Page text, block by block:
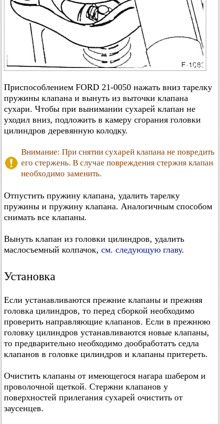
Приспособлением FORD 21-0050 нажать вниз тарелку
пружины клапана и вынуть из выточки клапана
сухари. Чтобы при вынимании сухарей клапан не
уходил вниз, подложить в камеру сгорания головки
цилиндров деревянную колодку.
Внимание: При снятии сухарей клапана не повредить
его стержень. В случае повреждения стержня клапан
необходимо заменить.
Отпустить пружину клапана, удалить тарелку
пружины и пружину клапана. Аналогичным способом
снимать все клапаны.
Вынуть клапан из головки цилиндров, удалить
маслосъемный колпачок, см. следующую главу.
Установка
Если устанавливаются прежние клапаны и прежняя
головка цилиндров, то перед сборкой необходимо
проверить направляющие клапанов. Если в прежнюю
головку цилиндров устанавливаются новые клапаны,
то предварительно необходимо дообработатъ седла
клапанов в головке цилиндров и клапаны притереть.
Очистить клапаны от имеющегося нагара шабером и
проволочной щеткой. Стержни клапанов у
поверхностей прилегания сухарей очистить от
заусенцев.